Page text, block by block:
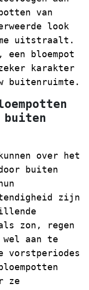
van
look
uitstraalt.
bloempot
karakter
buitenruimte.
over het
buiten
zijn
zon, regen
aan te
vorstperiodes
ze